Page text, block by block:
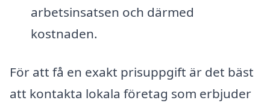
arbetsinsatsen och därmed
kostnaden.
För att få en exakt prisuppgift är det bäst
att kontakta lokala företag som erbjuder